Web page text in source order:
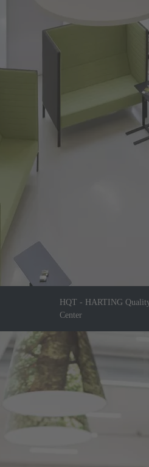
HQT - HARTING
Center